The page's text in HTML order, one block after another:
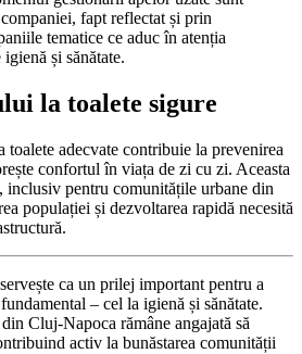
fapt reflectat și prin
tematice ce aduc în atenția
și sănătate.
la toalete sigure
toalete adecvate contribuie la prevenirea
confortul în viața de zi cu zi. Aceasta
inclusiv pentru comunitățile urbane din
populației și dezvoltarea rapidă necesită
ca un prilej important pentru a
– cel la igienă și sănătate.
Cluj-Napoca rămâne angajată să
activ la bunăstarea comunității